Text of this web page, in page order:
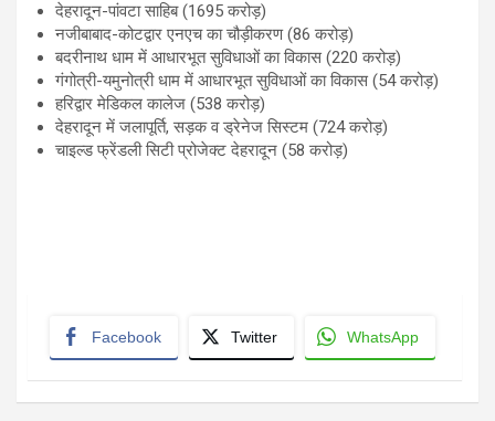
देहरादून-पांवटा साहिब (1695 करोड़)
नजीबाबाद-कोटद्वार एनएच का चौड़ीकरण (86 करोड़)
बदरीनाथ धाम में आधारभूत सुविधाओं का विकास (220 करोड़)
गंगोत्री-यमुनोत्री धाम में आधारभूत सुविधाओं का विकास (54 करोड़)
हरिद्वार मेडिकल कालेज (538 करोड़)
देहरादून में जलापूर्ति, सड़क व ड्रेनेज सिस्टम (724 करोड़)
चाइल्ड फ्रेंडली सिटी प्रोजेक्ट देहरादून (58 करोड़)
Facebook Twitter WhatsApp